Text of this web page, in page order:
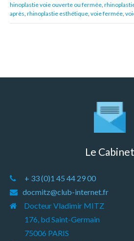
hinoplastie voie ouverte ou fermée
après rhinoplastie esthétique voie fermée
Le Cabinet
+ 33 (0)1 45 44 29 00
docmitz@club-internet.fr
Docteur Vladimir MITZ
176, bd Saint-Germain
75006 PARIS